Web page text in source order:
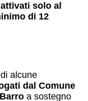
solo al
di 12
alcune
dal Comune
a sostegno